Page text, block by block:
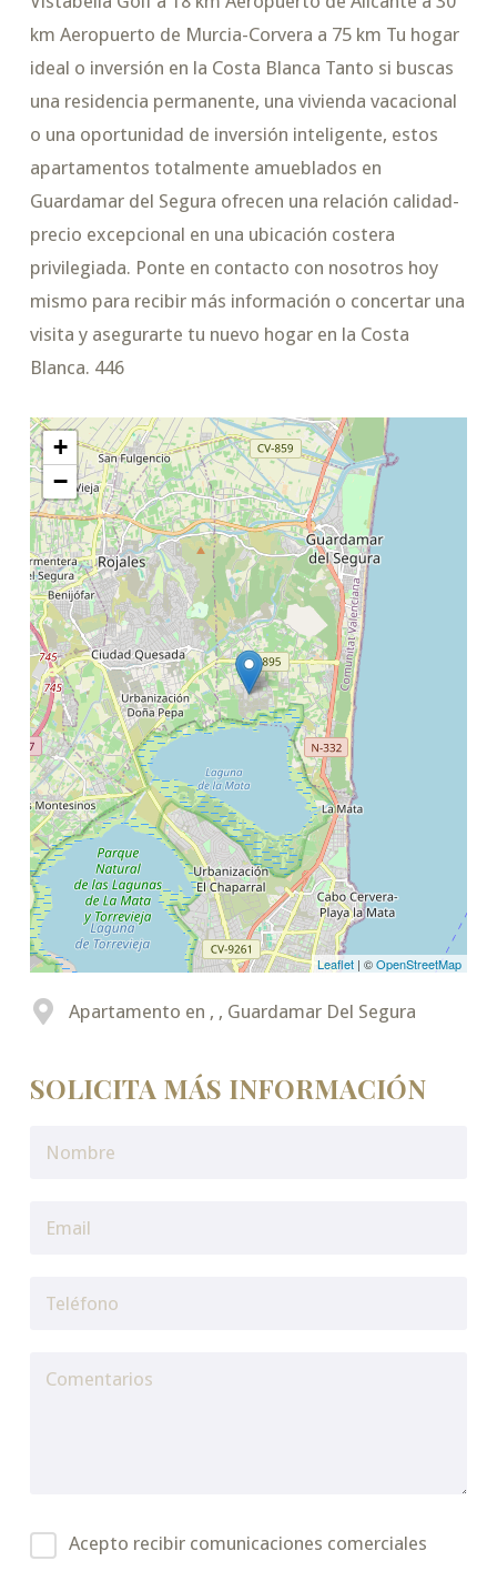
km Aeropuerto de Murcia-Corvera a 75 km Tu hogar
ideal o inversión en la Costa Blanca Tanto si buscas
una residencia permanente, una vivienda vacacional
o una oportunidad de inversión inteligente, estos
apartamentos totalmente amueblados en
Guardamar del Segura ofrecen una relación calidad-
precio excepcional en una ubicación costera
privilegiada. Ponte en contacto con nosotros hoy
mismo para recibir más información o concertar una
visita y asegurarte tu nuevo hogar en la Costa
Blanca. 446
+
−
Leaflet | ©OpenStreetMap
Apartamento en , , Guardamar Del Segura
SOLICITA MÁS INFORMACIÓN
Acepto recibir comunicaciones comerciales